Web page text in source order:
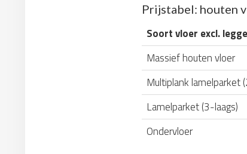
Prijstabel: houten
Soort vloer excl.
Massief houten vloer
Multiplank lamelparket
Lamelparket (3-laags)
Ondervloer